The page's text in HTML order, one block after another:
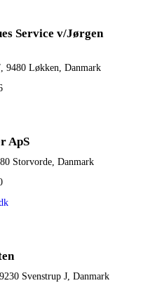
Service v/Jørgen
9480 Løkken, Danmark
ApS
Storvorde, Danmark
Svenstrup J, Danmark